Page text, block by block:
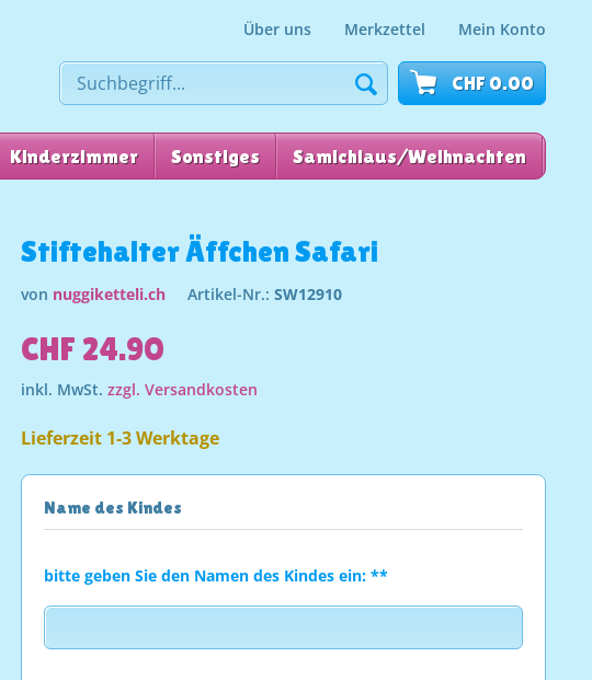
Über uns Merkzettel Mein Konto
CHF 0.00
Kinderzimmer Sonstiges Samichlaus/Weihnachten
Stiftehalter Äffchen Safari
von nuggiketteli.ch Artikel-Nr.: SW12910
CHF 24.90
inkl. MwSt.zzgl. Versandkosten
Lieferzeit 1-3 Werktage
Name des Kindes
bitte geben Sie den Namen des Kindes ein: **